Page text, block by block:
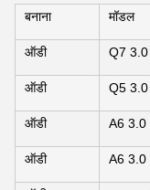
बनाना
मॉडल
ऑडी Q7 3.0
ऑडी Q5 3.0
ऑडी A6 3.0
ऑडी A6 3.0